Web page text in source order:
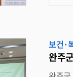
00 만 원씩 총 5 명에게 1,740 만 원의 후원금을 전달했다 . 완주군 드림스타트는 그동안 취약계층 아동과 그 가족을 대상으로 아동의 건강
한 성장과 생활안정을 위해
이 경제
협력하여
의 따뜻한
보건·
완주